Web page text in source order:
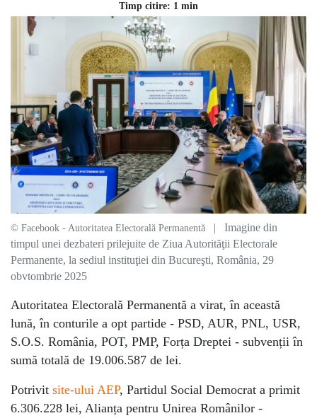
© Facebook - Autoritatea Electorală Permanentă
| Imagine din
timpul unei dezbateri prilejuite de Ziua Autorităţii Electorale
Permanente, la sediul instituţiei din Bucureşti, România, 29
obvtombrie 2025
Autoritatea Electorală Permanentă a virat, în această
lună, în conturile a opt partide - PSD, AUR, PNL, USR,
S.O.S. România, POT, PMP, Forța Dreptei - subvenții în
sumă totală de 19.006.587 de lei.
Potrivit site-ului AEP, Partidul Social Democrat a primit
6.306.228 lei, Alianța pentru Unirea Românilor -
Timp citire: 1 min